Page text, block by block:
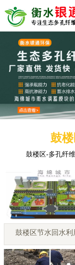
鼓
鼓楼区-多孔纤
鼓楼区节水回水利